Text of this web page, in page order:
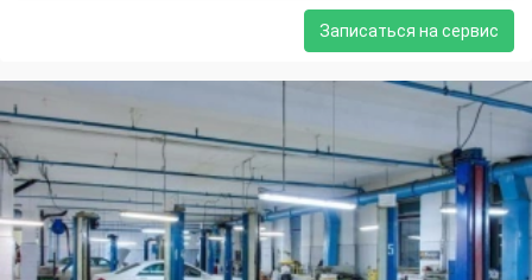
Записаться на сервис